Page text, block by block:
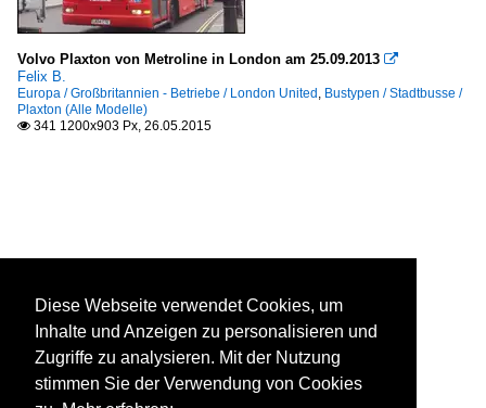
Volvo Plaxton von Metroline in London am 25.09.2013 
Felix B.
Europa / Großbritannien - Betriebe / London United , Bustypen / Stadtbusse /
Plaxton (Alle Modelle)
 341 1200x903 Px, 26.05.2015
Diese Webseite verwendet Cookies, um
Inhalte und Anzeigen zu personalisieren und
Zugriffe zu analysieren. Mit der Nutzung
stimmen Sie der Verwendung von Cookies